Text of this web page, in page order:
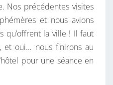
Nos précédentes visites
et nous avions
qu’offrent la ville ! Il faut
et oui… nous finirons au
pour une séance en